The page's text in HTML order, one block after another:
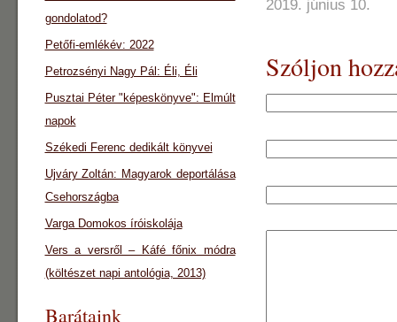
2019. június 10.
Szóljon
gondolatod?
Petőfi-emlékév: 2022
Petrozsényi Nagy Pál: Éli, Éli
Pusztai Péter "képeskönyve": Elmúlt
napok
Székedi Ferenc dedikált könyvei
Ujváry Zoltán: Magyarok deportálása
Csehországba
Varga Domokos íróiskolája
Vers a versről – Káfé főnix módra
(költészet napi antológia, 2013)
Barátaink